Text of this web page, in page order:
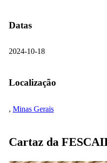
Datas
2024-10-18
Localização
, Minas Gerais
Cartaz da